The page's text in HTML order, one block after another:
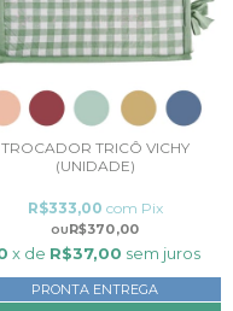
TROCADOR TRICÔ VICHY
(UNIDADE)
R$370,00
R$333,00 com Pix
x de R$37,00 sem juros
PRONTA ENTREGA